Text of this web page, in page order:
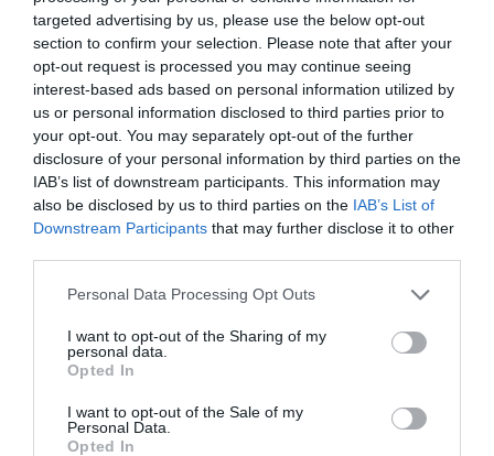
targeted advertising by us, please use the below opt-out
section to confirm your selection. Please note that after your
opt-out request is processed you may continue seeing
interest-based ads based on personal information utilized by
us or personal information disclosed to third parties prior to
your opt-out. You may separately opt-out of the further
disclosure of your personal information by third parties on the
IAB’s list of downstream participants. This information may
also be disclosed by us to third parties on the IAB’s List of
Downstream Participants that may further disclose it to other
Please note that this website/app uses one or more Google
not limited to your visit or usage behaviour. You may click to
grant or deny consent to Google and its third-party tags to
use your data for below specified purposes in below Google
consent section.
Personal Data Processing Opt Outs
I want to opt-out of the Sharing of my
personal data.
Opted In
I want to opt-out of the Sale of my
Personal Data.
Opted In
VISSZA A FŐOLDALRA
Legfrissebb híreink
35 PERCES TANÓRÁK ÉS KEVESEBB HÁZI